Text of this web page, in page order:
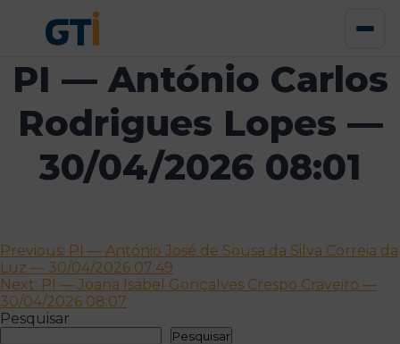
PI — António Carlos
Rodrigues Lopes —
30/04/2026 08:01
Navegação
de
artigos
Previous: PI — António José de Sousa da Silva Correia da
Luz — 30/04/2026 07:49
Next: PI — Joana Isabel Gonçalves Crespo Craveiro —
30/04/2026 08:07
Pesquisar
Pesquisar